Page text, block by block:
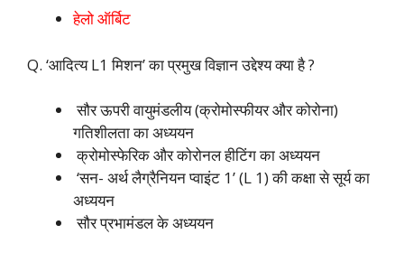
हेलो ऑर्बिट
Q. ‘आदित्य L1 मिशन’ का प्रमुख विज्ञान उद्देश्य क्या है ?
सौर ऊपरी वायुमंडलीय (क्रोमोस्फीयर और कोरोना)
गतिशीलता का अध्ययन
क्रोमोस्फेरिक और कोरोनल हीटिंग का अध्ययन
‘सन- अर्थ लैग्रैनियन प्वाइंट 1’ (L 1) की कक्षा से सूर्य का
अध्ययन
सौर प्रभामंडल के अध्ययन